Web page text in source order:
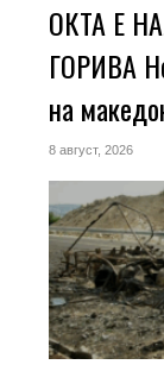
ОКТА Е
ГОРИВА
на
8 август, 2026